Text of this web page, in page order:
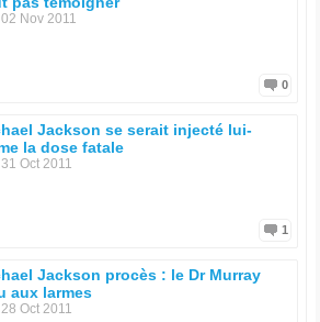
02 Nov 2011
0
Jackson se serait injecté lui-
la dose fatale
Oct 2011
1
Jackson procès : le Dr Murray
aux larmes
Oct 2011